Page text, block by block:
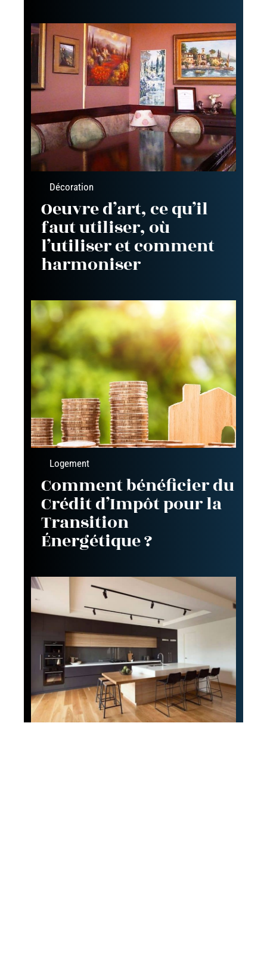
Décoration
Oeuvre d’art, ce qu’il
faut utiliser, où
l’utiliser et comment
harmoniser
Logement
Comment bénéficier du
Crédit d’Impôt pour la
Transition
Énergétique ?